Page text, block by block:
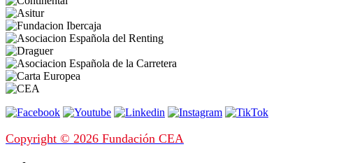
Copyright © 2026 Fundación CEA